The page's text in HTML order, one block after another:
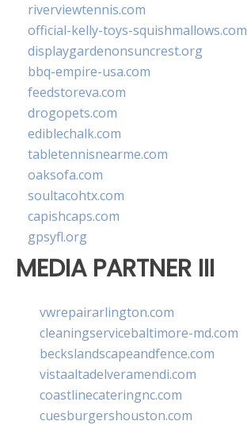
riverviewtennis.com
official-kelly-toys-squishmallows.com
displaygardenonsuncrest.org
bbq-empire-usa.com
feedstoreva.com
drogopets.com
ediblechalk.com
tabletennisnearme.com
oaksofa.com
soultacohtx.com
capishcaps.com
gpsyfl.org
MEDIA PARTNER III
vwrepairarlington.com
cleaningservicebaltimore-md.com
beckslandscapeandfence.com
vistaaltadelveramendi.com
coastlinecateringnc.com
cuesburgershouston.com